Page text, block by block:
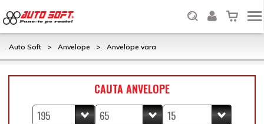
Auto Soft > Anvelope > Anvelope vara
CAUTA ANVELOPE